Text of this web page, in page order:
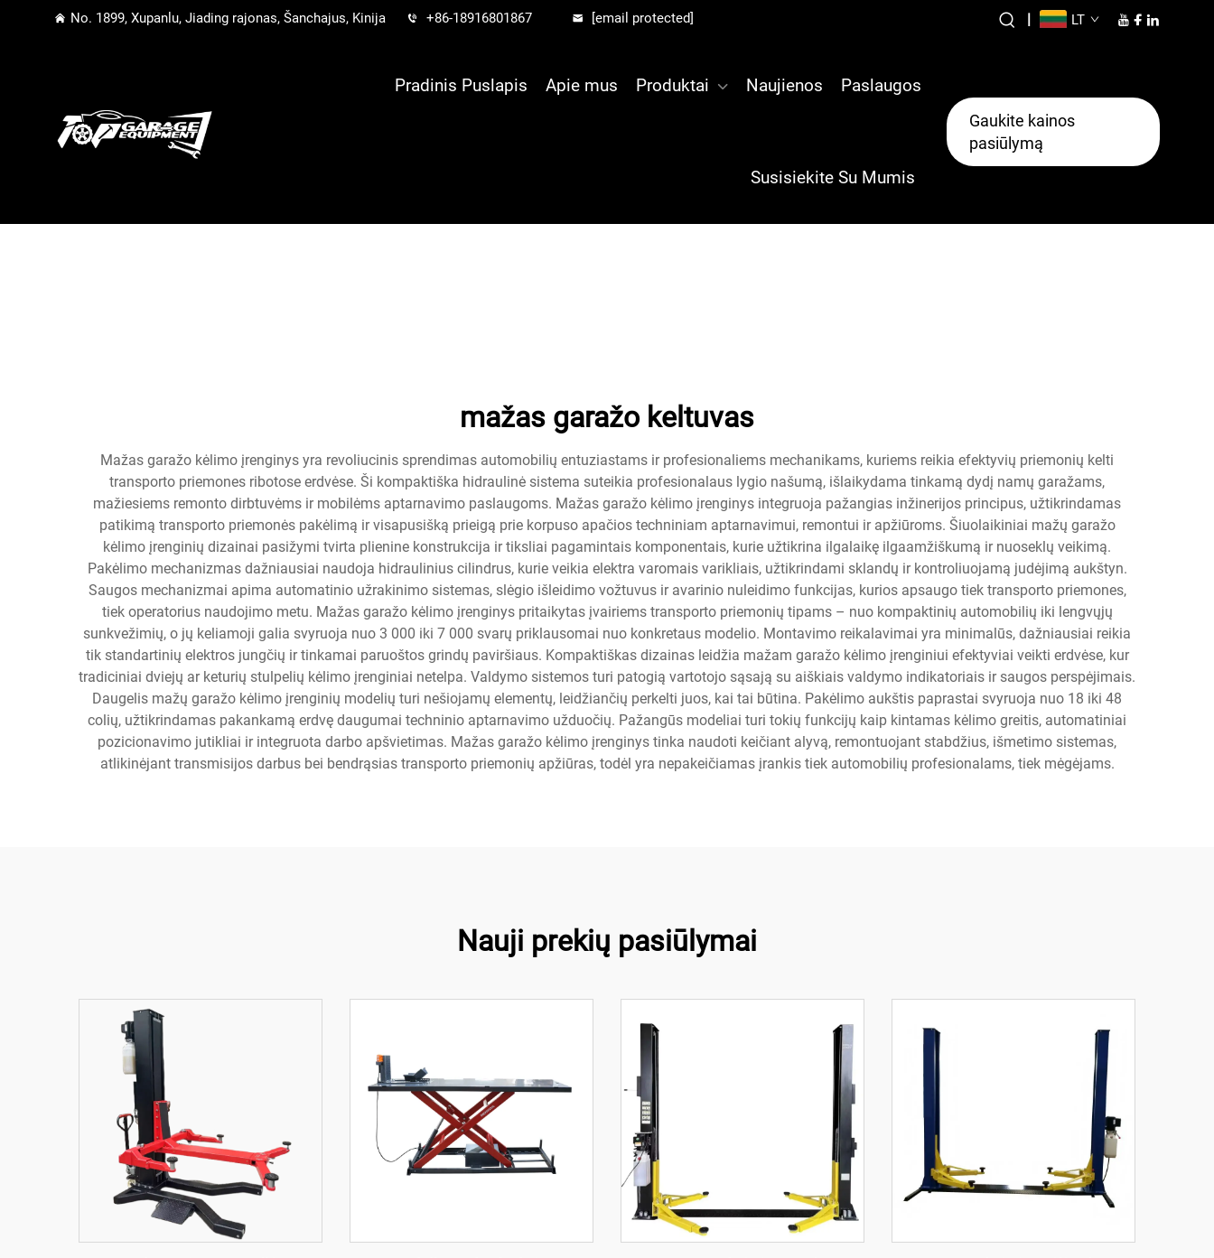
No. 1899, Xupanlu, Jiading rajonas, Šanchajus, Kinija +86-18916801867 [email protected] | LT
Pradinis Puslapis Apie mus Produktai Naujienos Paslaugos
Susisiekite Su Mumis
Gaukite kainos
pasiūlymą
mažas garažo keltuvas
Mažas garažo kėlimo įrenginys yra revoliucinis sprendimas automobilių entuziastams ir profesionaliems mechanikams, kuriems reikia efektyvių priemonių kelti
transporto priemones ribotose erdvėse. Ši kompaktiška hidraulinė sistema suteikia profesionalaus lygio našumą, išlaikydama tinka­mą dydį namų garažams,
mažiesiems remonto dirbtuvėms ir mobilėms aptarnavimo paslaugoms. Mažas garažo kėlimo įrenginys integruoja pažangias inžinerijos principus, užtikrindamas
patikimą transporto priemonės pakėlimą ir visapusišką prieigą prie korpuso apačios techniniam aptarnavimui, remontui ir apžiūroms. Šiuolaikiniai mažų garažo
kėlimo įrenginių dizainai pasižymi tvirta plienine konstrukcija ir tiksliai pagamintais komponentais, kurie užtikrina ilgalaikę ilgaamžiškumą ir nuoseklų veikimą.
Pakėlimo mechanizmas dažniausiai naudoja hidraulinius cilindrus, kurie veikia elektra varomais varikliais, užtikrindami sklandų ir kontroliuojamą judėjimą aukštyn.
Saugos mechanizmai apima automatinio užrakinimo sistemas, slėgio išleidimo vožtuvus ir avarinio nuleidimo funkcijas, kurios apsaugo tiek transporto priemones,
tiek operatorius naudojimo metu. Mažas garažo kėlimo įrenginys pritaikytas įvairiems transporto priemonių tipams – nuo kompaktinių automobilių iki lengvųjų
sunkvežimių, o jų keliamoji galia svyruoja nuo 3 000 iki 7 000 svarų priklausomai nuo konkretaus modelio. Montavimo reikalavimai yra minimalūs, dažniausiai reikia
tik standartinių elektros jungčių ir tinkamai paruoštos grindų paviršiaus. Kompaktiškas dizainas leidžia mažam garažo kėlimo įrenginiui efektyviai veikti erdvėse, kur
tradiciniai dviejų ar keturių stulpelių kėlimo įrenginiai netelpa. Valdymo sistemos turi patogią vartotojo sąsają su aiškiais valdymo indikatoriais ir saugos perspėjimais.
Daugelis mažų garažo kėlimo įrenginių modelių turi nešiojamų elementų, leidžiančių perkelti juos, kai tai būtina. Pakėlimo aukštis paprastai svyruoja nuo 18 iki 48
colių, užtikrindamas pakankamą erdvę daugumai techninio aptarnavimo užduočių. Pažangūs modeliai turi tokių funkcijų kaip kintamas kėlimo greitis, automatiniai
pozicionavimo jutikliai ir integruota darbo apšvietimas. Mažas garažo kėlimo įrenginys tinka naudoti keičiant alyvą, remontuojant stabdžius, išmetimo sistemas,
atlikinėjant transmisijos darbus bei bendrąsias transporto priemonių apžiūras, todėl yra nepakeičiamas įrankis tiek automobilių profesionalams, tiek mėgėjams.
Nauji prekių pasiūlymai